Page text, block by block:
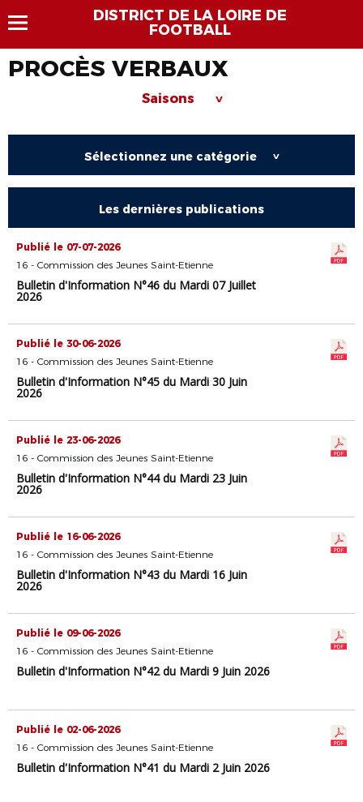
DISTRICT DE LA LOIRE DE
FOOTBALL
PROCÈS VERBAUX
Saisons >
Sélectionnez une catégorie >
Les dernières publications
Publié le 07-07-2026
16 - Commission des Jeunes Saint-Etienne
Bulletin d'Information N°46 du Mardi 07 Juillet
2026
Publié le 30-06-2026
16 - Commission des Jeunes Saint-Etienne
Bulletin d'Information N°45 du Mardi 30 Juin
2026
Publié le 23-06-2026
16 - Commission des Jeunes Saint-Etienne
Bulletin d'Information N°44 du Mardi 23 Juin
2026
Publié le 16-06-2026
16 - Commission des Jeunes Saint-Etienne
Bulletin d'Information N°43 du Mardi 16 Juin
2026
Publié le 09-06-2026
16 - Commission des Jeunes Saint-Etienne
Bulletin d'Information N°42 du Mardi 9 Juin 2026
Publié le 02-06-2026
16 - Commission des Jeunes Saint-Etienne
Bulletin d'Information N°41 du Mardi 2 Juin 2026